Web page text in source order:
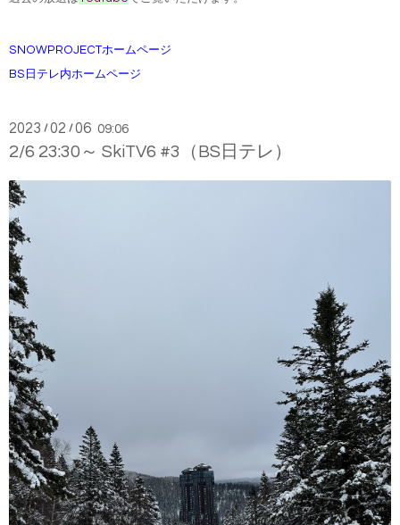
SNOWPROJECTホームページ
BS日テレ内ホームページ
2023 /02 /06 09:06
2/6 23:30～ SkiTV6 #3（BS日テレ）